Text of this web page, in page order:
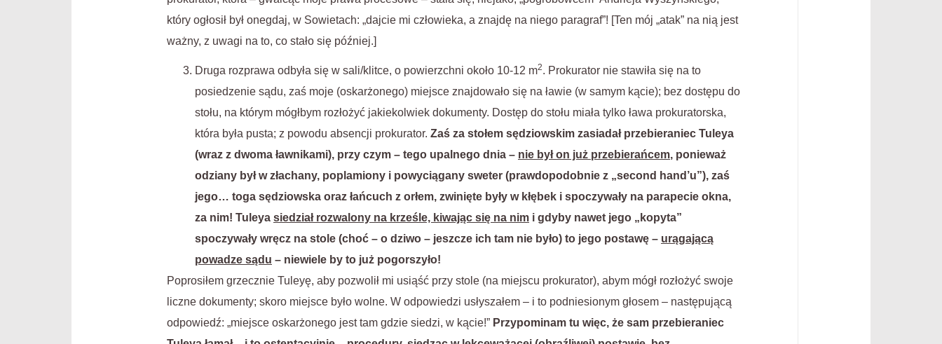
który ogłosił był onegdaj, w Sowietach: „dajcie mi człowieka, a znajdę na niego paragraf”! [Ten mój „atak” na nią jest
ważny, z uwagi na to, co stało się później.]
Druga rozprawa odbyła się w sali/klitce, o powierzchni około 10-12 m2. Prokurator nie stawiła się na to
posiedzenie sądu, zaś moje (oskarżonego) miejsce znajdowało się na ławie (w samym kącie); bez dostępu do
stołu, na którym mógłbym rozłożyć jakiekolwiek dokumenty. Dostęp do stołu miała tylko ława prokuratorska,
która była pusta; z powodu absencji prokurator. Zaś za stołem sędziowskim zasiadał przebieraniec Tuleya
(wraz z dwoma ławnikami), przy czym – tego upalnego dnia – nie był on już przebierańcem, ponieważ
odziany był w złachany, poplamiony i powyciągany sweter (prawdopodobnie z „second hand’u”), zaś
jego… toga sędziowska oraz łańcuch z orłem, zwinięte były w kłębek i spoczywały na parapecie okna,
za nim! Tuleya siedział rozwalony na krześle, kiwając się na nim i gdyby nawet jego „kopyta”
spoczywały wręcz na stole (choć – o dziwo – jeszcze ich tam nie było) to jego postawę – urągającą
powadze sądu – niewiele by to już pogorszyło!
Poprosiłem grzecznie Tuleyę, aby pozwolił mi usiąść przy stole (na miejscu prokurator), abym mógł rozłożyć swoje
liczne dokumenty; skoro miejsce było wolne. W odpowiedzi usłyszałem – i to podniesionym głosem – następującą
odpowiedź: „miejsce oskarżonego jest tam gdzie siedzi, w kącie!” Przypominam tu więc, że sam przebieraniec